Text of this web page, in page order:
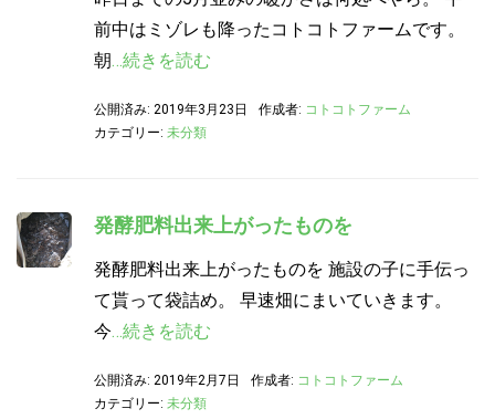
前中はミゾレも降ったコトコトファームです。
朝…続きを読む
公開済み: 2019年3月23日 作成者: コトコトファーム
カテゴリー: 未分類
発酵肥料出来上がったものを
発酵肥料出来上がったものを 施設の子に手伝っ
て貰って袋詰め。 早速畑にまいていきます。
今…続きを読む
公開済み: 2019年2月7日 作成者: コトコトファーム
カテゴリー: 未分類